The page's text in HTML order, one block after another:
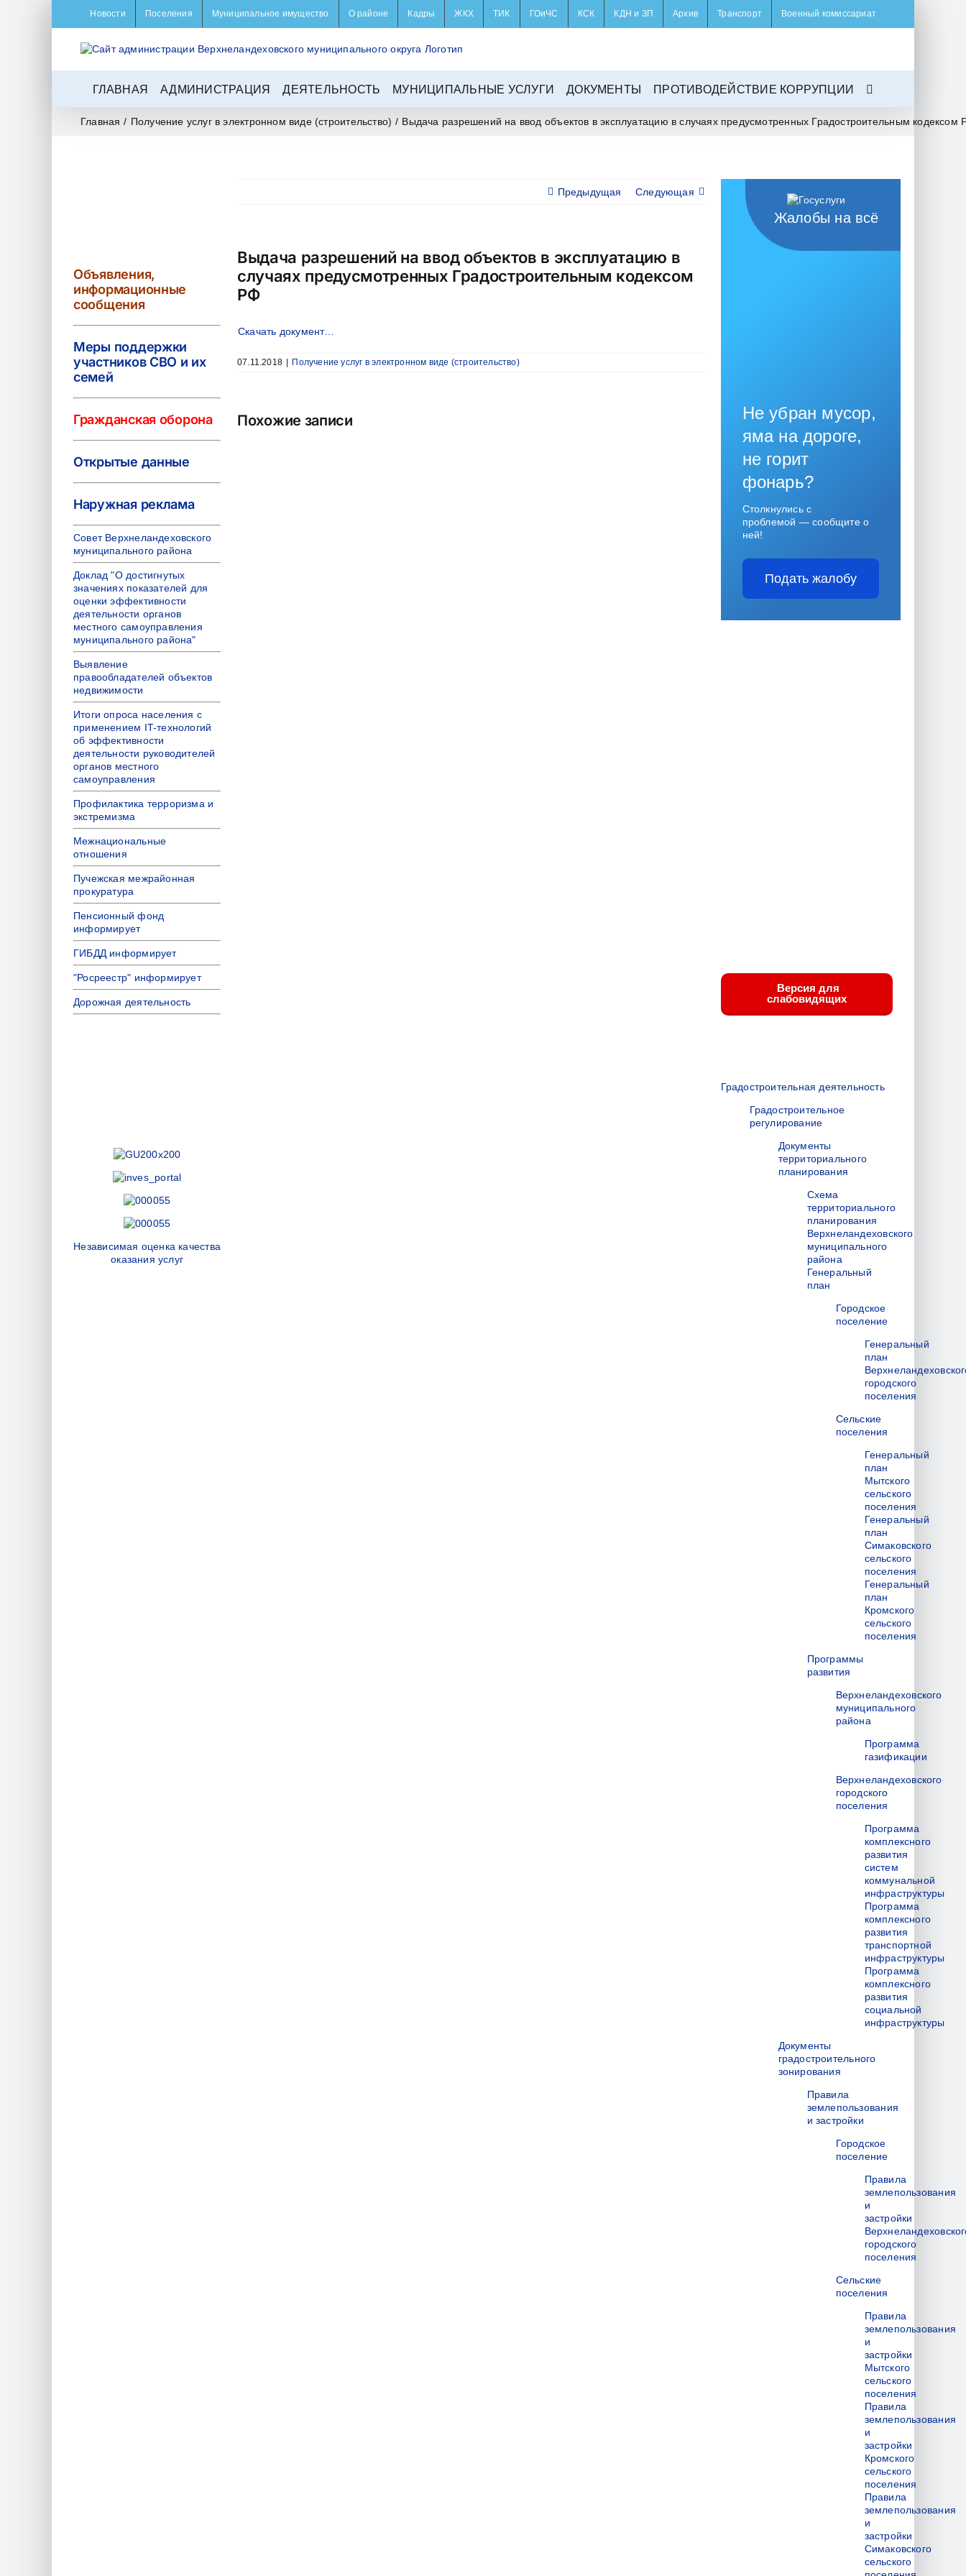
Новости Поселения Муниципальное имущество О районе Кадры ЖКХ ТИК ГОиЧС КСК КДН и ЗП Архив Транспорт Военный комиссариат
ГЛАВНАЯ АДМИНИСТРАЦИЯ ДЕЯТЕЛЬНОСТЬ МУНИЦИПАЛЬНЫЕ УСЛУГИ ДОКУМЕНТЫ ПРОТИВОДЕЙСТВИЕ КОРРУПЦИИ
Главная / Получение услуг в электронном виде (строительство) / Выдача разрешений на ввод объектов в эксплуатацию в случаях предусмотренных Градостроительным кодексом
Предыдущая Следующая
Выдача разрешений на ввод объектов в эксплуатацию в
случаях предусмотренных Градостроительным кодексом
РФ
Скачать документ…
07.11.2018 Получение услуг в электронном виде (строительство)
Похожие записи
Объявления,
информационные
сообщения
Меры поддержки
участников СВО и их
семей
Гражданская оборона
Открытые данные
Наружная реклама
Совет Верхнеландеховского
муниципального района
Доклад "О достигнутых
значениях показателей для
оценки эффективности
деятельности органов
местного самоуправления
муниципального района"
Выявление
правообладателей объектов
недвижимости
Итоги опроса населения с
применением IT-технологий
об эффективности
деятельности руководителей
органов местного
самоуправления
Профилактика терроризма и
экстремизма
Межнациональные
отношения
Пучежская межрайонная
прокуратура
Пенсионный фонд
информирует
ГИБДД информирует
"Росреестр" информирует
Дорожная деятельность
Независимая оценка качества
оказания услуг
Жалобы на всё
Не убран мусор,
яма на дороге,
не горит
фонарь?
Столкнулись с
проблемой — сообщите о
ней!
Подать жалобу
Версия для
слабовидящих
Градостроительная деятельность
Градостроительное
регулирование
Документы
территориального
планирования
Схема
территориального
планирования
Верхнеландеховского
муниципального
района
Генеральный
план
Городское
поселение
Генеральный
план
городского
поселения
Сельские
поселения
Генеральный
план
Мытского
сельского
поселения
Генеральный
план
Симаковского
сельского
поселения
Генеральный
план
Кромского
сельского
поселения
Программы
развития
Верхнеландеховского
муниципального
района
Программа
газификации
Верхнеландеховского
городского
поселения
Программа
комплексного
развития
систем
коммунальной
инфраструктуры
Программа
комплексного
развития
транспортной
инфраструктуры
Программа
комплексного
развития
социальной
инфраструктуры
Документы
градостроительного
зонирования
Правила
землепользования
и застройки
Городское
поселение
Правила
землепользования
и
застройки
городского
поселения
Сельские
поселения
Правила
землепользования
и
застройки
Мытского
сельского
поселения
Правила
землепользования
и
застройки
Кромского
сельского
поселения
Правила
землепользования
и
застройки
Симаковского
сельского